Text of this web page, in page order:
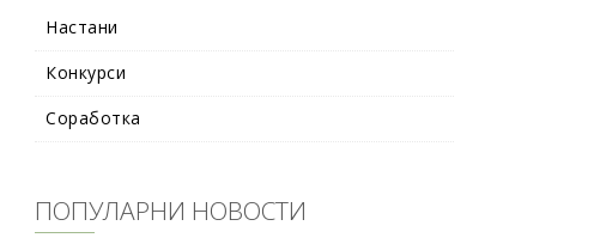
Настани
Конкурси
Соработка
ПОПУЛАРНИ НОВОСТИ